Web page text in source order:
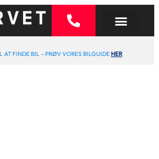
AT FINDE BIL – PRØV VORES BILGUIDEHER